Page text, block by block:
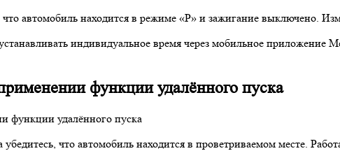
автомобиль находится в режиме «P» и зажигание выключено.
индивидуальное время через мобильное приложение
функции удалённого пуска
что автомобиль находится в проветриваемом месте.